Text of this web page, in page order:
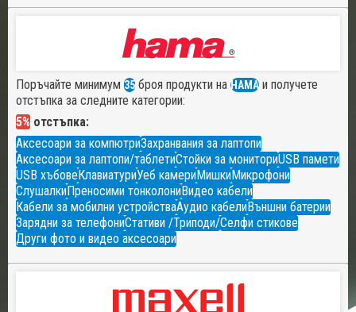
Поръчайте минимум 35 броя продукти на HAMA и получете
отстъпка за следните категории:
5% отстъпка:
Аксесоари за компютриЗахранвания за лаптопи
Аксесоари за лаптопи/таблетиСтойки за мониториUSB памети
USB хъбовеКлавиатуриУеб камериМишкиМикрофони
СлушалкиПреносими тонколониВидео кабели
Кабели за мобилни устройстваАудио кабелиВъншни батерии
Зарядни за телефониСтативи /Триподи/Селфи стикове
Други фото и видео аксесоари